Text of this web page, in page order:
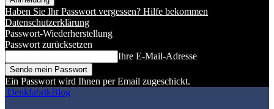
Haben Sie Ihr Passwort vergessen? Hilfe bekommen
Datenschutzerklärung
Passwort-Wiederherstellung
Passwort zurücksetzen
Ihre E-Mail-Adresse
Ein Passwort wird Ihnen per Email zugeschickt.
DenkfabrikBlog